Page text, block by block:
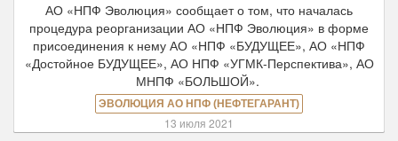
АО «НПФ Эволюция» сообщает о том, что началась
процедура реорганизации АО «НПФ Эволюция» в форме
присоединения к нему АО «НПФ «БУДУЩЕЕ», АО «НПФ
«Достойное БУДУЩЕЕ», АО НПФ «УГМК-Перспектива», АО
МНПФ «БОЛЬШОЙ».
ЭВОЛЮЦИЯ АО НПФ (НЕФТЕГАРАНТ)
13 июля 2021